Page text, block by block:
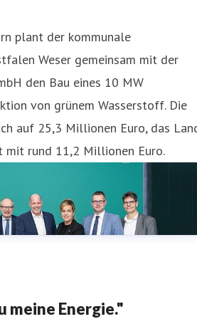
plant der kommunale
Weser gemeinsam mit der
den Bau eines 10 MW
von grünem Wasserstoff. Die
auf 25,3 Millionen Euro, das
rund 11,2 Millionen Euro.
meine Energie."